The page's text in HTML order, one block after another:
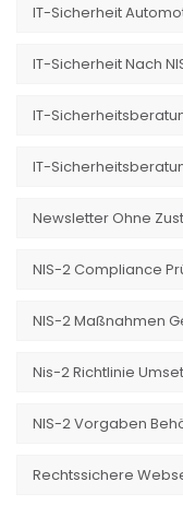
IT-Sicherheit
IT-Sicherheit Nach
IT-
IT-
Newsletter Ohne
NIS-2 Compliance
NIS-2 Maßnahmen
Nis-2 Richtlinie
NIS-2 Vorgaben
Rechtssichere